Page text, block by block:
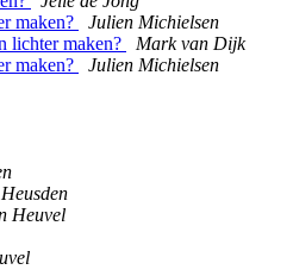
maken?
Julien Michielsen
lichter maken?
Mark van Dijk
maken?
Julien Michielsen
Heuvel